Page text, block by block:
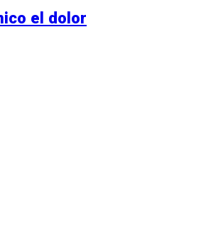
el dolor